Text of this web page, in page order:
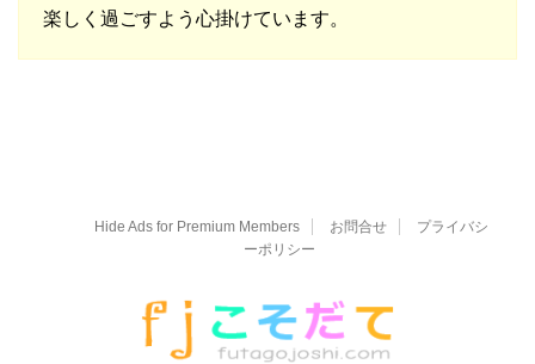
楽しく過ごすよう心掛けています。
Hide Ads for Premium Members お問合せ
プライバシ
ーポリシー